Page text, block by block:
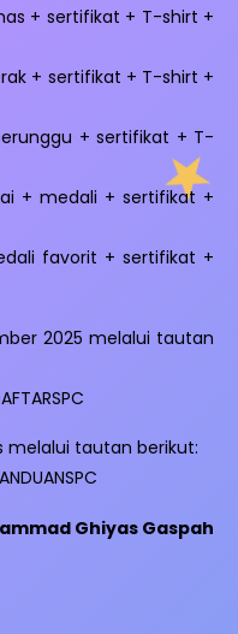
+ sertifikat + T-shirt +
+ sertifikat + T-shirt +
+ sertifikat + T-
+ medali + sertifikat +
favorit + sertifikat +
2025 melalui tautan
melalui tautan berikut:
Ghiyas Gaspah